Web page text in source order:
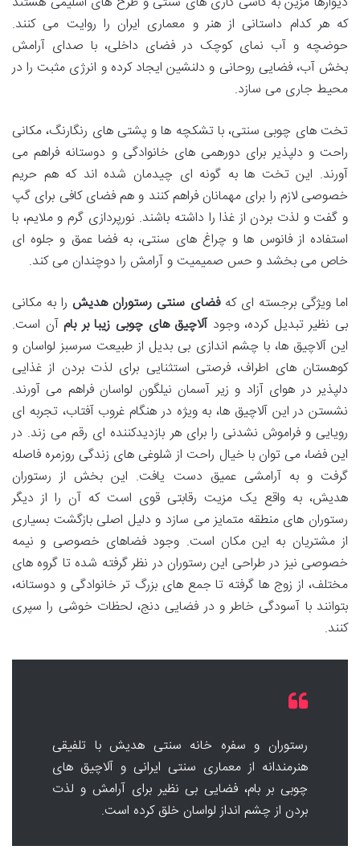
که هر کدام داستانی از هنر و معماری ایران را روایت می کنند.
حوضچه و آب نمای کوچک در فضای داخلی، با صدای آرامش
بخش آب، فضایی روحانی و دلنشین ایجاد کرده و انرژی مثبت را در
محیط جاری می سازد.
تخت های چوبی سنتی، با تشکچه ها و پشتی های رنگارنگ، مکانی
راحت و دلپذیر برای دورهمی های خانوادگی و دوستانه فراهم می
آورند. این تخت ها به گونه ای چیدمان شده اند که هم حریم
خصوصی لازم را برای مهمانان فراهم کنند و هم فضای کافی برای گپ
و گفت و لذت بردن از غذا را داشته باشند. نورپردازی گرم و ملایم، با
استفاده از فانوس ها و چراغ های سنتی، به فضا عمق و جلوه ای
خاص می بخشد و حس صمیمیت و آرامش را دوچندان می کند.
اما ویژگی برجسته ای کهفضای سنتی رستوران هدیش را به مکانی
بی نظیر تبدیل کرده، وجودآلاچیق های چوبی زیبا بر بامآن است.
این آلاچیق ها، با چشم اندازی بی بدیل از طبیعت سرسبز لواسان و
کوهستان های اطراف، فرصتی استثنایی برای لذت بردن از غذایی
دلپذیر در هوای آزاد و زیر آسمان نیلگون لواسان فراهم می آورند.
نشستن در این آلاچیق ها، به ویژه در هنگام غروب آفتاب، تجربه ای
رویایی و فراموش نشدنی را برای هر بازدیدکننده ای رقم می زند. در
این فضا، می توان با خیال راحت از شلوغی های زندگی روزمره فاصله
گرفت و به آرامشی عمیق دست یافت. این بخش از رستوران
هدیش، به واقع یک مزیت رقابتی قوی است که آن را از دیگر
رستوران های منطقه متمایز می سازد و دلیل اصلی بازگشت بسیاری
از مشتریان به این مکان است. وجود فضاهای خصوصی و نیمه
خصوصی نیز در طراحی این رستوران در نظر گرفته شده تا گروه های
مختلف، از زوج ها گرفته تا جمع های بزرگ تر خانوادگی و دوستانه،
بتوانند با آسودگی خاطر و در فضایی دنج، لحظات خوشی را سپری
کنند.
رستوران و سفره خانه سنتی هدیش با تلفیقی
هنرمندانه از معماری سنتی ایرانی و آلاچیق های
چوبی بر بام، فضایی بی نظیر برای آرامش و لذت
بردن از چشم انداز لواسان خلق کرده است.